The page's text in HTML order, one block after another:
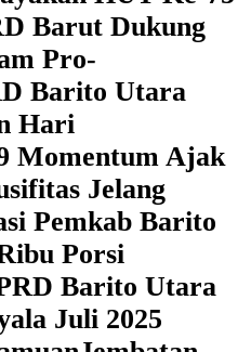
Barut Dukung
Pro-
Barito Utara
Hari
Momentum Ajak
Jelang
Pemkab Barito
Porsi
Barito Utara
Juli 2025